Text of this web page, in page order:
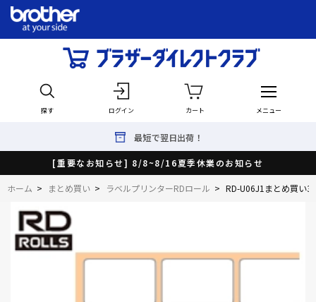
探す ログイン カート メニュー
最短で翌日出荷！
[重要なお知らせ] 8/8~8/16夏季休業のお知らせ
ホーム > まとめ買い > ラベルプリンターRDロール > RD-U06J1まとめ買い